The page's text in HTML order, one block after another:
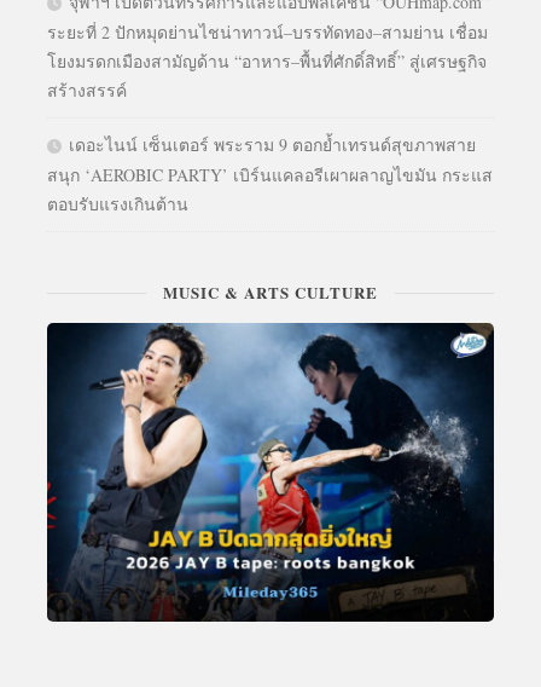
ระยะที่ 2 ปักหมุดย่านไชน่าทาวน์–บรรทัดทอง–สามย่าน เชื่อม
โยงมรดกเมืองสามัญด้าน “อาหาร–พื้นที่ศักดิ์สิทธิ์” สู่เศรษฐกิจ
สร้างสรรค์
เดอะไนน์ เซ็นเตอร์ พระราม 9 ตอกย้ำเทรนด์สุขภาพสาย
สนุก ‘AEROBIC PARTY’ เบิร์นแคลอรีเผาผลาญไขมัน กระแส
ตอบรับแรงเกินต้าน
MUSIC & ARTS CULTURE